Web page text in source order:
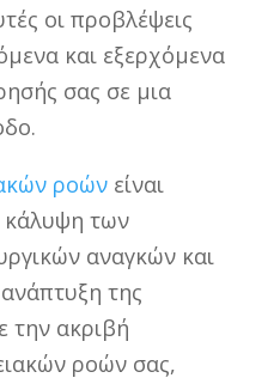
οι προβλέψεις
και εξερχόμενα
σας σε μια
ροώνείναι
κάλυψη των
αναγκών και
της
την ακριβή
ροών σας,